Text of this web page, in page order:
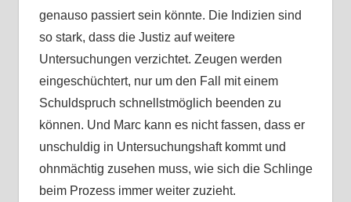
genauso passiert sein könnte. Die Indizien sind
so stark, dass die Justiz auf weitere
Untersuchungen verzichtet. Zeugen werden
eingeschüchtert, nur um den Fall mit einem
Schuldspruch schnellstmöglich beenden zu
können. Und Marc kann es nicht fassen, dass er
unschuldig in Untersuchungshaft kommt und
ohnmächtig zusehen muss, wie sich die Schlinge
beim Prozess immer weiter zuzieht.